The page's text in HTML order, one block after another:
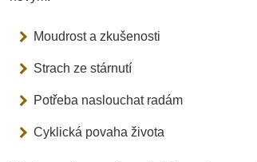
Moudrost a zkušenosti
Strach ze stárnutí
Potřeba naslouchat radám
Cyklická povaha života